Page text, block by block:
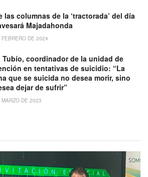
las columnas de la ‘tractorada’ del día
Majadahonda
DE 2024
Tubío, coordinador de la unidad de
en tentativas de suicidio: “La
que se suicida no desea morir, sino
dejar de sufrir”
MARZO DE 2023